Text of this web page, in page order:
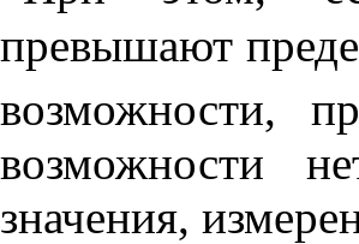
превышают
возможности,
возможности
значения,